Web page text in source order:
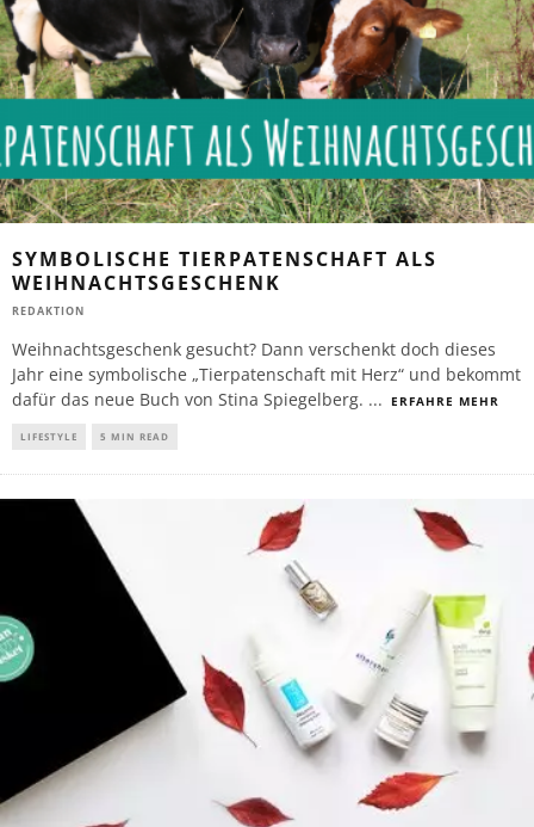
SYMBOLISCHE TIERPATENSCHAFT ALS
WEIHNACHTSGESCHENK
REDAKTION
Weihnachtsgeschenk gesucht? Dann verschenkt doch dieses
Jahr eine symbolische „Tierpatenschaft mit Herz“ und bekommt
dafür das neue Buch von Stina Spiegelberg. ... ERFAHRE MEHR
LIFESTYLE 5 MIN READ